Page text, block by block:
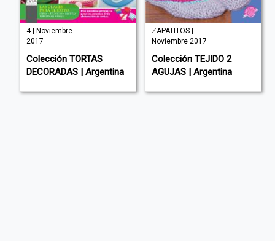
4 | Noviembre
2017
Colección TORTAS
DECORADAS | Argentina
ZAPATITOS |
Noviembre 2017
Colección TEJIDO 2
AGUJAS | Argentina